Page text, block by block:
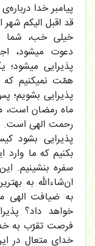
پیامبر خدا
قد اقبل الیکم شهر
خیلی خب، شما
دعوت میشود،
پذیرایی
همّت نمیکنیم
پذیرایی
ماه رمضان است،
رحمت الهی است.
پذیرایی بشود
بکنیم که ما وارد
سفره بنشینیم.
ان‌شاءالله به
به ضیافت الهی
خواهد داد؟
فرصت تقرّب به
خدای متعال در